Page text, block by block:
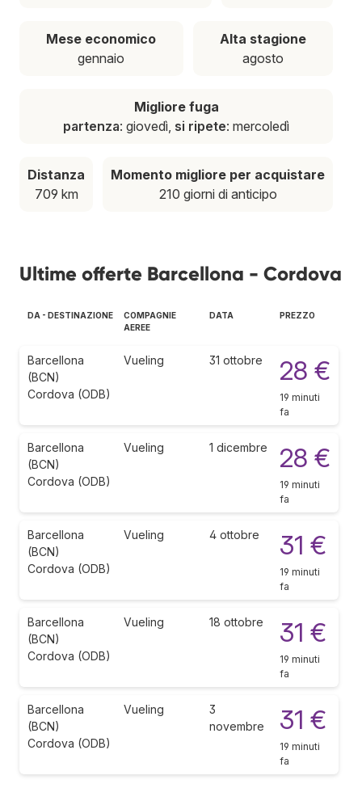
Mese economico
gennaio
Alta stagione
agosto
Migliore fuga
partenza: giovedì, si ripete: mercoledì
Distanza
709 km
Momento migliore per acquistare
210 giorni di anticipo
Ultime offerte Barcellona - Cordova
DA - DESTINAZIONE
COMPAGNIE
AEREE
DATA PREZZO
Barcellona
(BCN)
Cordova (ODB)
Vueling 31 ottobre 28 €
19 minuti
fa
Barcellona
(BCN)
Cordova (ODB)
Vueling 1 dicembre 28 €
19 minuti
fa
Barcellona
(BCN)
Cordova (ODB)
Vueling 4 ottobre 31 €
19 minuti
fa
Barcellona
(BCN)
Cordova (ODB)
Vueling 18 ottobre 31 €
19 minuti
fa
Barcellona
(BCN)
Cordova (ODB)
Vueling
3
novembre
31 €
19 minuti
fa